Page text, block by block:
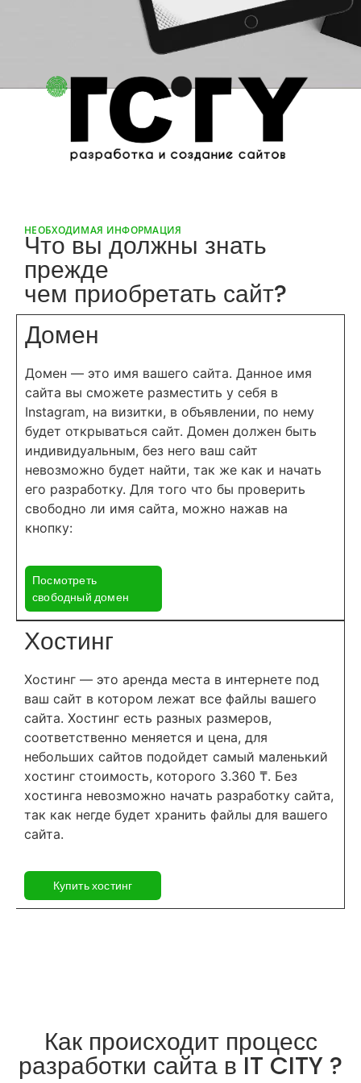
НЕОБХОДИМАЯ ИНФОРМАЦИЯ
Что вы должны знать
прежде
чем приобретать сайт?
Домен
Домен — это имя вашего сайта. Данное имя
сайта вы сможете разместить у себя в
Instagram, на визитки, в объявлении, по нему
будет открываться сайт. Домен должен быть
индивидуальным, без него ваш сайт
невозможно будет найти, так же как и начать
его разработку. Для того что бы проверить
свободно ли имя сайта, можно нажав на
кнопку:
Посмотреть
свободный домен
Хостинг
Хостинг — это аренда места в интернете под
ваш сайт в котором лежат все файлы вашего
сайта. Хостинг есть разных размеров,
соответственно меняется и цена, для
небольших сайтов подойдет самый маленький
хостинг стоимость, которого 3.360 ₸. Без
хостинга невозможно начать разработку сайта,
так как негде будет хранить файлы для вашего
сайта.
Купить хостинг
Как происходит процесс
разработки сайта в IT CITY ?